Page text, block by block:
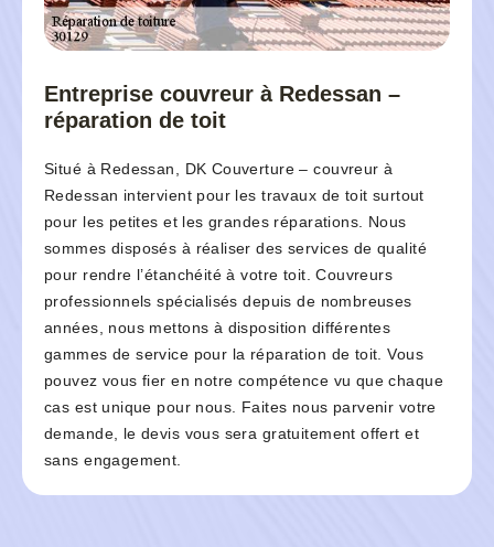
Entreprise couvreur à Redessan –
réparation de toit
Situé à Redessan, DK Couverture – couvreur à
Redessan intervient pour les travaux de toit surtout
pour les petites et les grandes réparations. Nous
sommes disposés à réaliser des services de qualité
pour rendre l’étanchéité à votre toit. Couvreurs
professionnels spécialisés depuis de nombreuses
années, nous mettons à disposition différentes
gammes de service pour la réparation de toit. Vous
pouvez vous fier en notre compétence vu que chaque
cas est unique pour nous. Faites nous parvenir votre
demande, le devis vous sera gratuitement offert et
sans engagement.